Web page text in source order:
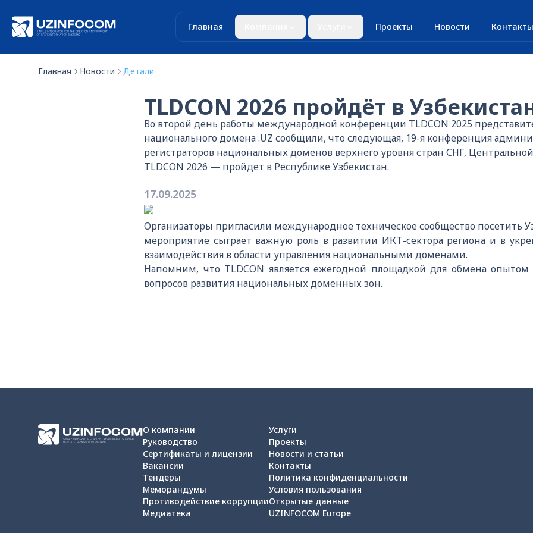
Главная Проекты Новости Контакты
Главная Новости Детали
TLDCON 2026 пройдёт в
Во второй день работы международной конференции TLDCON 2025
национального домена .UZ сообщили, что следующая, 19-я конференция
регистраторов национальных доменов верхнего уровня стран СНГ,
TLDCON 2026 — пройдет в Республике Узбекистан.
17.09.2025
Организаторы пригласили международное техническое сообщество посетить
мероприятие сыграет важную роль в развитии ИКТ-сектора региона и в
взаимодействия в области управления национальными доменами.
Напомним, что TLDCON является ежегодной площадкой для обмена
вопросов развития национальных доменных зон.
О компании
Руководство
Сертификаты и лицензии
Вакансии
Тендеры
Меморандумы
Противодействие коррупции
Медиатека
Услуги
Проекты
Новости и статьи
Контакты
Политика конфиденциальности
Условия пользования
Открытые данные
UZINFOCOM Europe